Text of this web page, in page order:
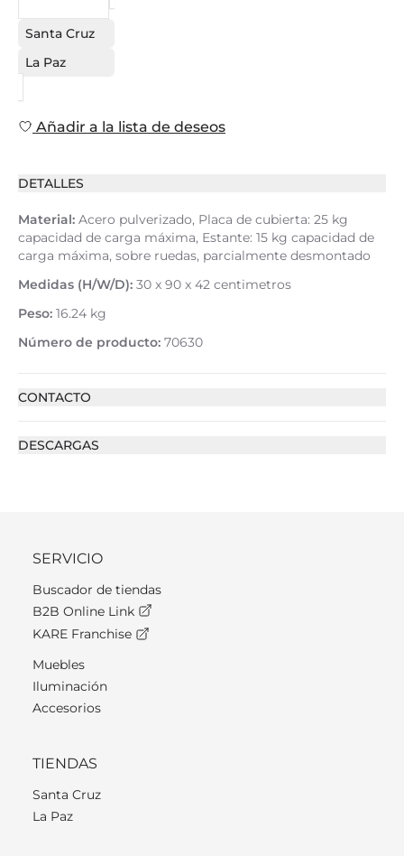
Santa Cruz
La Paz
Añadir a la lista de deseos
DETALLES
Material: Acero pulverizado, Placa de cubierta: 25 kg
capacidad de carga máxima, Estante: 15 kg capacidad de
carga máxima, sobre ruedas, parcialmente desmontado
Medidas (H/W/D): 30 x 90 x 42 centimetros
Peso: 16.24 kg
Número de producto: 70630
CONTACTO
DESCARGAS
SERVICIO
Buscador de tiendas
B2B Online Link
KARE Franchise
Muebles
Iluminación
Accesorios
TIENDAS
Santa Cruz
La Paz